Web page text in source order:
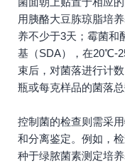
用胰酪大豆胨琼脂培
养不少于3天；霉菌和
基（SDA），在20℃-
束后，对菌落进行计
瓶或每克样品的菌落总
控制菌的检查则需采
和分离鉴定。例如，
种于绿脓菌素测定培